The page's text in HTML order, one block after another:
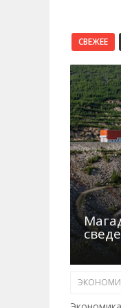
СВЕЖЕЕ